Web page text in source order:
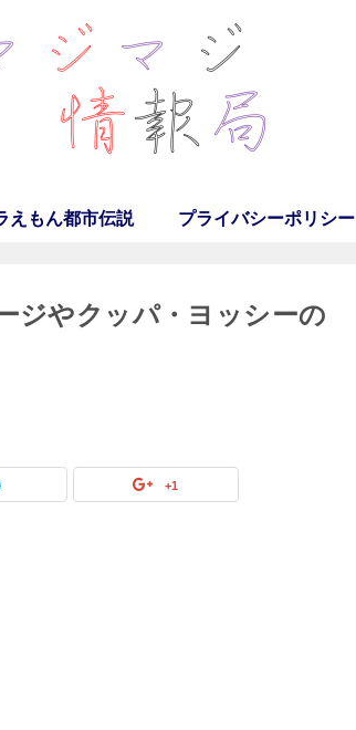
えもん都市伝説 プライバシーポリシー
ジやクッパ・ヨッシーの
+1